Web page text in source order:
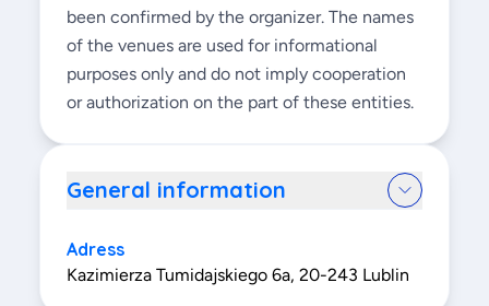
been confirmed by the organizer. The names
of the venues are used for informational
purposes only and do not imply cooperation
or authorization on the part of these entities.
General information
Adress
Kazimierza Tumidajskiego 6a, 20-243 Lublin